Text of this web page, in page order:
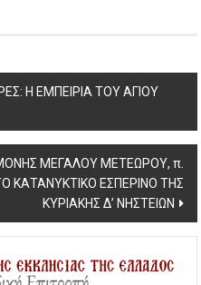
Η ΕΜΠΕΙΡΙΑ ΤΟΥ ΑΓΙΟΥ
ΜΕΓΑΛΟΥ ΜΕΤΕΩΡΟΥ, π.
ΚΑΤΑΝΥΚΤΙΚΟ ΕΣΠΕΡΙΝΟ ΤΗΣ
ΚΥΡΙΑΚΗΣ Δ’ ΝΗΣΤΕΙΩΝ